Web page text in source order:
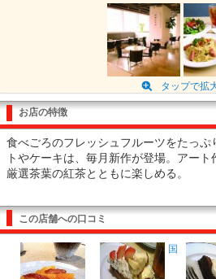
タップで拡
お店の特徴
食べごろのフレッシュフルーツをたっ
トやケーキは、毎月新作が登場。アート
厳選茶葉の紅茶とともに楽しめる。
この店舗への口コミ
国